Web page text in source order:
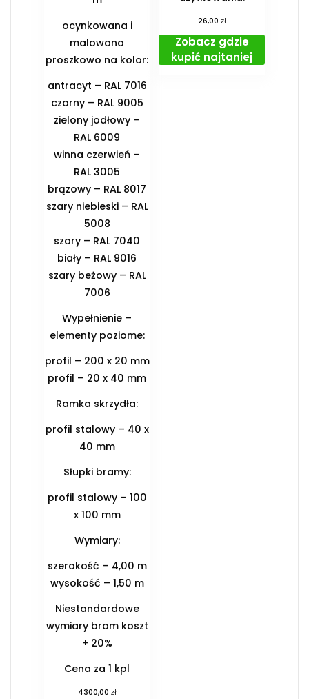
ocynkowana i
malowana
proszkowo na kolor:
antracyt – RAL 7016
czarny – RAL 9005
zielony jodłowy –
RAL 6009
winna czerwień –
RAL 3005
brązowy – RAL 8017
szary niebieski – RAL
5008
szary – RAL 7040
biały – RAL 9016
szary beżowy – RAL
7006
Wypełnienie –
elementy poziome:
profil – 200 x 20 mm
profil – 20 x 40 mm
Ramka skrzydła:
profil stalowy – 40 x
40 mm
Słupki bramy:
profil stalowy – 100
x 100 mm
Wymiary:
szerokość – 4,00 m
wysokość – 1,50 m
Niestandardowe
wymiary bram koszt
+ 20%
Cena za 1 kpl
4300,00 zł
26,00 zł
Zobacz gdzie
kupić najtaniej